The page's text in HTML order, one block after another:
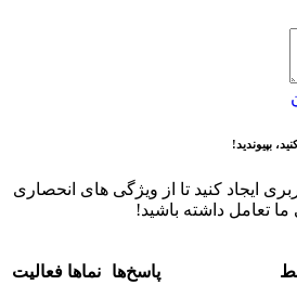
بپیوندید!
ایجاد کنید تا از ویژگی های انحصاری
ما تعامل داشته باشید!
پاسخ‌ها نماها فعالیت